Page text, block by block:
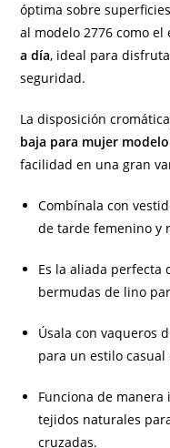
óptima sobre
al modelo 2776 como
a día, ideal para
seguridad.
La disposición
baja para mujer
facilidad en una gran
Combínala con
de tarde femenino y
Es la aliada perfecta
bermudas de lino
Úsala con vaqueros
para un estilo
Funciona de
tejidos naturales
cruzadas.